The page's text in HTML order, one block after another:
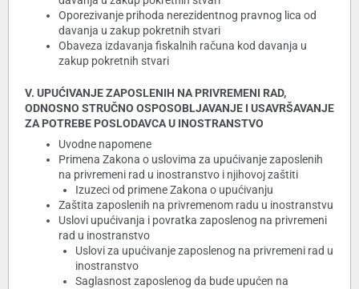
Oporezivanje prihoda nerezidentnog pravnog lica od
davanja u zakup pokretnih stvari
Obaveza izdavanja fiskalnih računa kod davanja u
zakup pokretnih stvari
V. UPUĆIVANJE ZAPOSLENIH NA PRIVREMENI RAD,
ODNOSNO STRUČNO OSPOSOBLJAVANJE I USAVRŠAVANJE
ZA POTREBE POSLODAVCA U INOSTRANSTVO
Uvodne napomene
Primena Zakona o uslovima za upućivanje zaposlenih
na privremeni rad u inostranstvo i njihovoj zaštiti
Izuzeci od primene Zakona o upućivanju
Zaštita zaposlenih na privremenom radu u inostranstvu
Uslovi upućivanja i povratka zaposlenog na privremeni
rad u inostranstvo
Uslovi za upućivanje zaposlenog na privremeni rad u
inostranstvo
Saglasnost zaposlenog da bude upućen na